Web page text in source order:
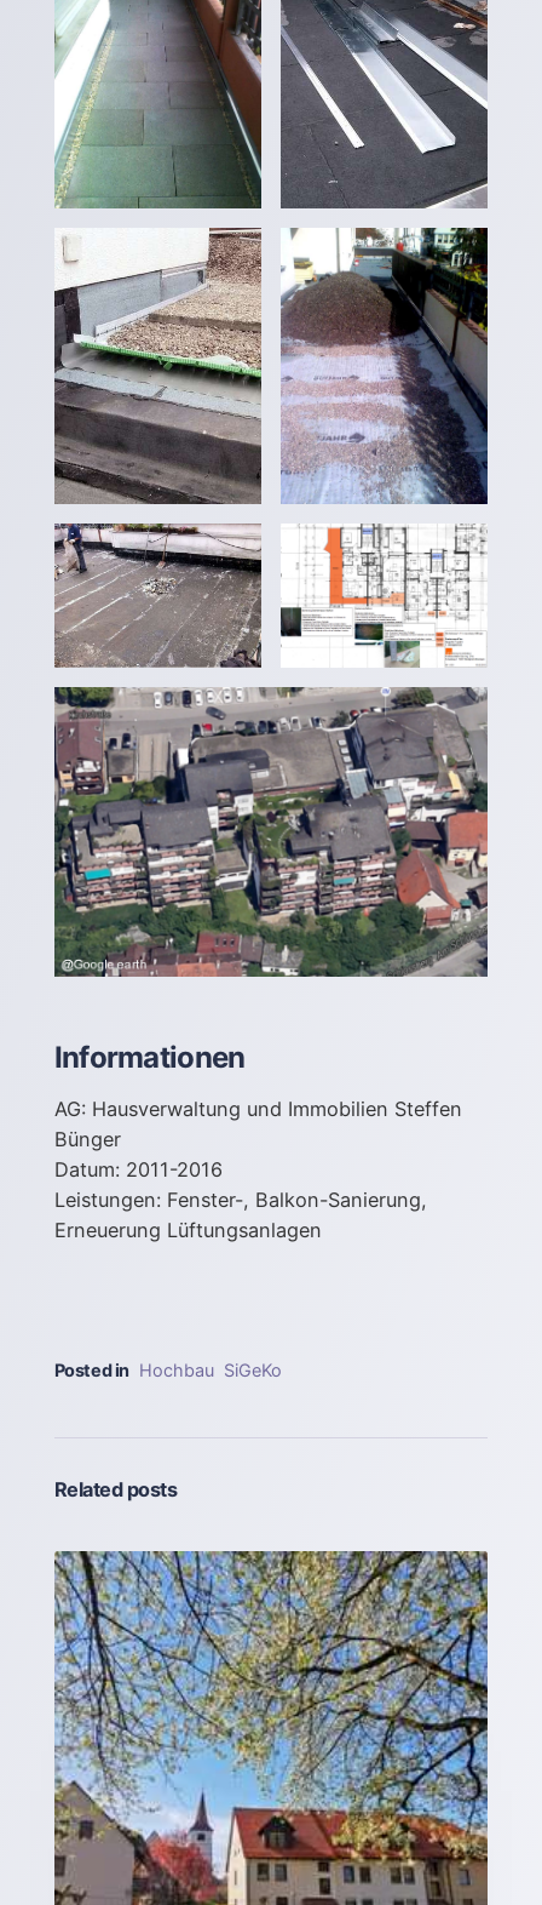
Informationen
AG: Hausverwaltung und Immobilien Steffen
Bünger
Datum: 2011-2016
Leistungen: Fenster-, Balkon-Sanierung,
Erneuerung Lüftungsanlagen
Posted in Hochbau SiGeKo
Related posts